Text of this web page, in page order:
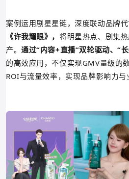
案例运用剧星星链，深度联动品牌
《许我耀眼》，将明星热点、剧集
产。通过“内容+直播”双轮驱动、“
的高效应用，不仅实现GMV量级的
ROI与流量效率，实现品牌影响力与